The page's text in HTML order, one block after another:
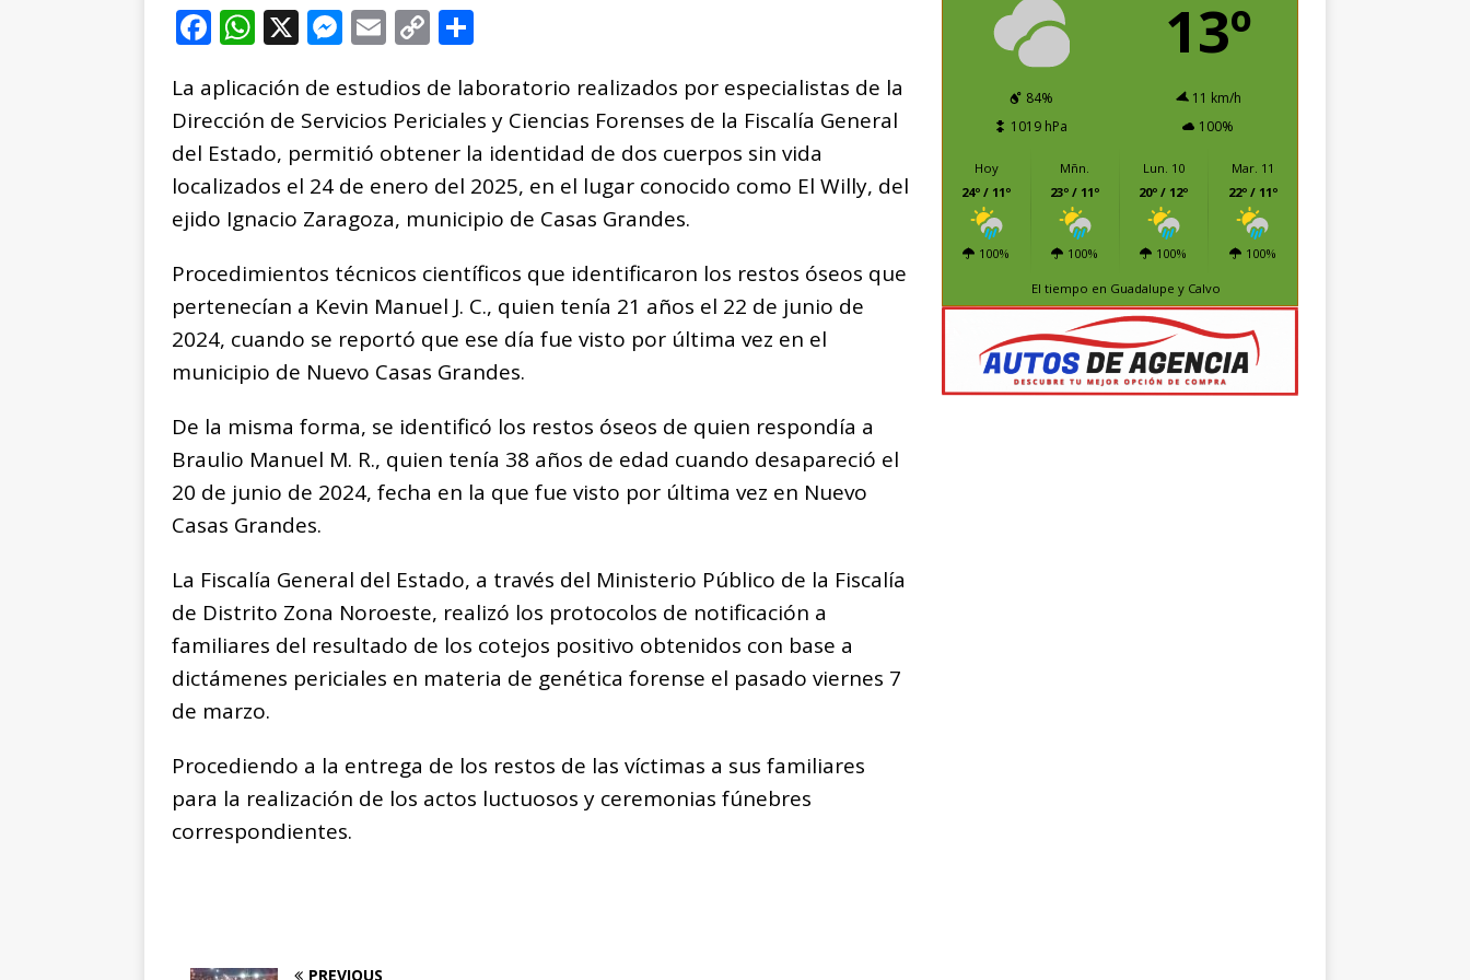
F
c
e
b
o
o
k
W
at
s
A
p
p
X M
ss
e
n
g
e
r
E
ai
l
C
p
y
Li
n
k
m
p
ar
ti
r
La aplicación de estudios de laboratorio realizados por especialistas de la
Dirección de Servicios Periciales y Ciencias Forenses de la Fiscalía General
del Estado, permitió obtener la identidad de dos cuerpos sin vida
localizados el 24 de enero del 2025, en el lugar conocido como El Willy, del
ejido Ignacio Zaragoza, municipio de Casas Grandes.
Procedimientos técnicos científicos que identificaron los restos óseos que
pertenecían a Kevin Manuel J. C., quien tenía 21 años el 22 de junio de
2024, cuando se reportó que ese día fue visto por última vez en el
municipio de Nuevo Casas Grandes.
De la misma forma, se identificó los restos óseos de quien respondía a
Braulio Manuel M. R., quien tenía 38 años de edad cuando desapareció el
20 de junio de 2024, fecha en la que fue visto por última vez en Nuevo
Casas Grandes.
La Fiscalía General del Estado, a través del Ministerio Público de la Fiscalía
de Distrito Zona Noroeste, realizó los protocolos de notificación a
familiares del resultado de los cotejos positivo obtenidos con base a
dictámenes periciales en materia de genética forense el pasado viernes 7
de marzo.
Procediendo a la entrega de los restos de las víctimas a sus familiares
para la realización de los actos luctuosos y ceremonias fúnebres
correspondientes.
PREVIOUS
13º
84%
11 km/h
1019 hPa
100%
Hoy
24º / 11º
100%
Mñn.
23º / 11º
100%
Lun. 10
20º / 12º
100%
Mar. 11
22º / 11º
100%
El tiempo en Guadalupe y Calvo